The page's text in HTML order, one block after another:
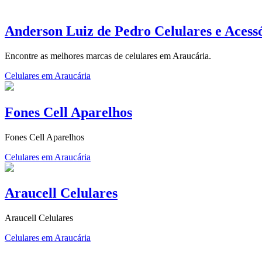
Anderson Luiz de Pedro Celulares e
Encontre as melhores marcas de celulares em Araucária.
Celulares em Araucária
Fones Cell Aparelhos
Fones Cell Aparelhos
Celulares em Araucária
Araucell Celulares
Araucell Celulares
Celulares em Araucária